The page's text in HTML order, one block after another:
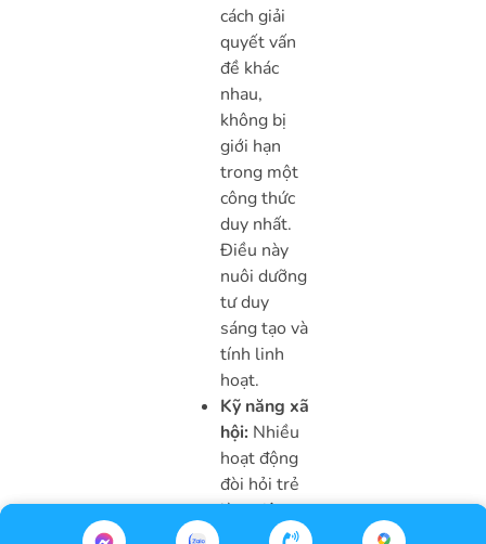
cách giải
quyết vấn
đề khác
nhau,
không bị
giới hạn
trong một
công thức
duy nhất.
Điều này
nuôi dưỡng
tư duy
sáng tạo và
tính linh
hoạt.
Kỹ năng xã
hội:Nhiều
hoạt động
đòi hỏi trẻ
làm việc
nhóm và